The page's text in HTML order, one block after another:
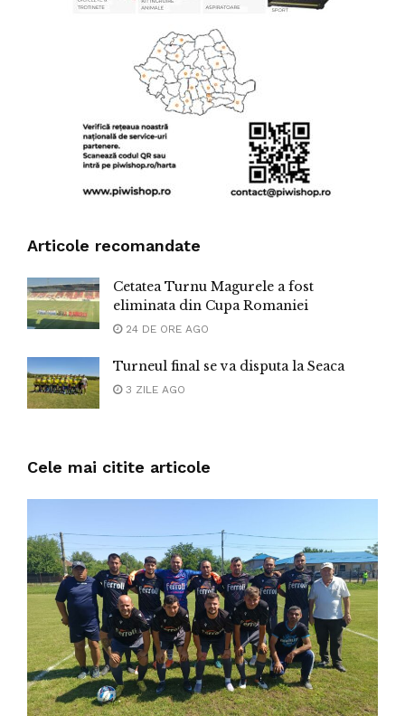
Articole recomandate
Cetatea Turnu Magurele a fost
eliminata din Cupa Romaniei
24 DE ORE AGO
Turneul final se va disputa la Seaca
3 ZILE AGO
Cele mai citite articole